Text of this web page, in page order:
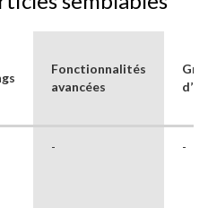
Fonctionnalités
avancées
- -